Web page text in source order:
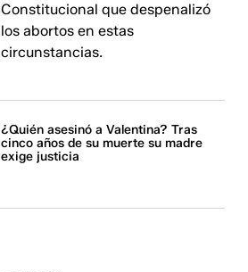
Constitucional que despenalizó
los abortos en estas
circunstancias.
¿Quién asesinó a Valentina? Tras
cinco años de su muerte su madre
exige justicia